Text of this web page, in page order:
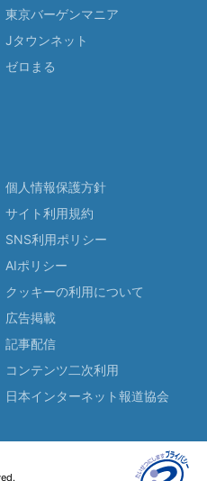
東京バーゲンマニア
Jタウンネット
ゼロまる
個人情報保護方針
サイト利用規約
SNS利用ポリシー
AIポリシー
クッキーの利用について
広告掲載
記事配信
コンテンツ二次利用
日本インターネット報道協会